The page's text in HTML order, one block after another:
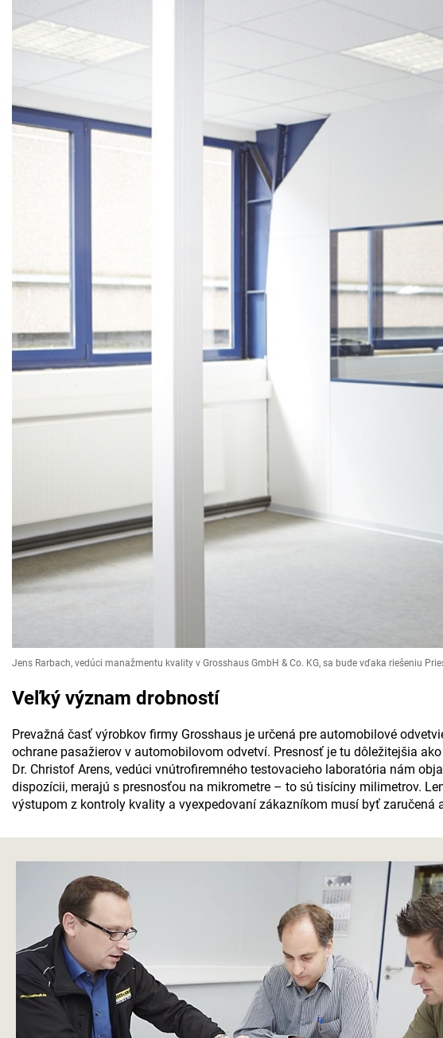
Jens Rarbach, vedúci manažmentu kvality v Grosshaus GmbH & Co. KG, sa bude vďaka riešeniu
Veľký význam drobností
Prevažná časť výrobkov firmy Grosshaus je určená pre automobilové
ochrane pasažierov v automobilovom odvetví. Presnosť je tu dôležitejšia
Dr. Christof Arens, vedúci vnútrofiremného testovacieho laboratória nám
dispozícii, merajú s presnosťou na mikrometre – to sú tisíciny milimetrov.
výstupom z kontroly kvality a vyexpedovaní zákazníkom musí byť